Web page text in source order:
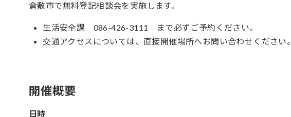
倉敷市で無料登記相談会を実施します。
生活安全課 086-426-3111 まで必ずご予約ください。
交通アクセスについては、直接開催場所へお問い合わせください。
開催概要
日時